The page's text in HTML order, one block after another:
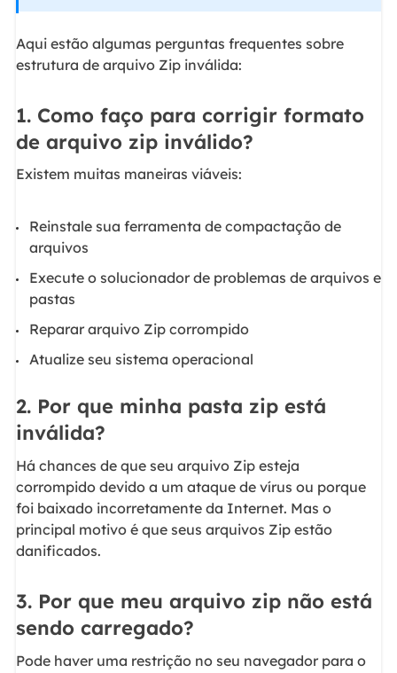
Aqui estão algumas perguntas frequentes sobre
estrutura de arquivo Zip inválida:
1. Como faço para corrigir formato
de arquivo zip inválido?
Existem muitas maneiras viáveis:
Reinstale sua ferramenta de compactação de
arquivos
Execute o solucionador de problemas de arquivos e
pastas
Reparar arquivo Zip corrompido
Atualize seu sistema operacional
2. Por que minha pasta zip está
inválida?
Há chances de que seu arquivo Zip esteja
corrompido devido a um ataque de vírus ou porque
foi baixado incorretamente da Internet. Mas o
principal motivo é que seus arquivos Zip estão
danificados.
3. Por que meu arquivo zip não está
sendo carregado?
Pode haver uma restrição no seu navegador para o